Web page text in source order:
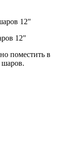
12"
12"
поместить в
шаров.